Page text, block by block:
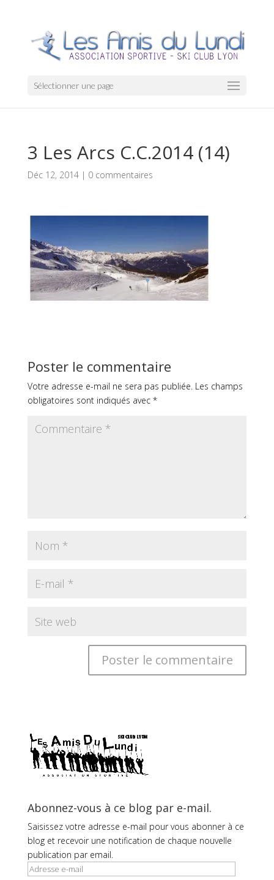
Sélectionner une page
3 Les Arcs C.C.2014 (14)
Déc 12, 2014| 0 commentaires
Poster le commentaire
Votre adresse e-mail ne sera pas publiée. Les champs
obligatoires sont indiqués avec *
Abonnez-vous à ce blog par e-mail.
Saisissez votre adresse e-mail pour vous abonner à ce
blog et recevoir une notification de chaque nouvelle
publication par email.
Adresse